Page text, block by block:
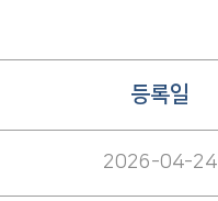
등록일
2026-04-24